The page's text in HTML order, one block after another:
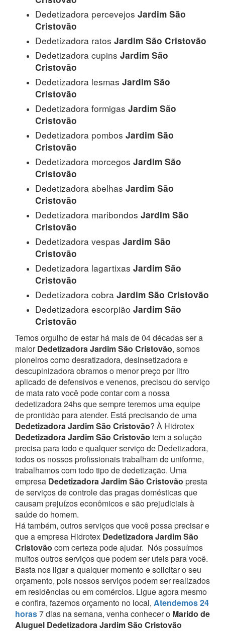
Dedetizadora percevejos Jardim São
Cristovão
Dedetizadora ratos Jardim São Cristovão
Dedetizadora cupins Jardim São
Cristovão
Dedetizadora lesmas Jardim São
Cristovão
Dedetizadora formigas Jardim São
Cristovão
Dedetizadora pombos Jardim São
Cristovão
Dedetizadora morcegos Jardim São
Cristovão
Dedetizadora abelhas Jardim São
Cristovão
Dedetizadora maribondos Jardim São
Cristovão
Dedetizadora vespas Jardim São
Cristovão
Dedetizadora lagartixas Jardim São
Cristovão
Dedetizadora cobra Jardim São Cristovão
Dedetizadora escorpião Jardim São
Cristovão
Temos orgulho de estar há mais de 04 décadas ser a
maiorDedetizadora Jardim São Cristovão, somos
pioneiros como desratizadora, desinsetizadora e
descupinizadora obramos o menor preço por litro
aplicado de defensivos e venenos, precisou do serviço
de mata rato você pode contar com a nossa
dedetizadora 24hs que sempre teremos uma equipe
de prontidão para atender. Está precisando de uma
Dedetizadora Jardim São Cristovão? À Hidrotex
Dedetizadora Jardim São Cristovão tem a solução
precisa para todo e qualquer serviço de Dedetizadora,
todos os nossos profissionais trabalham de uniforme,
trabalhamos com todo tipo de dedetização. Uma
empresa Dedetizadora Jardim São Cristovão presta
de serviços de controle das pragas domésticas que
causam prejuízos econômicos e são prejudiciais à
saúde do homem.
Há também, outros serviços que você possa precisar e
que a empresa Hidrotex Dedetizadora Jardim São
Cristovão com certeza pode ajudar. Nós possuímos
muitos outros serviços que podem ser uteis para você.
Basta nos ligar a qualquer momento e solicitar o seu
orçamento, pois nossos serviços podem ser realizados
em residências ou em comércios. Ligue agora mesmo
e confira, fazemos orçamento no local, Atendemos 24
horas7 dias na semana, venha conhecer o Marido de
Aluguel Dedetizadora Jardim São Cristovão